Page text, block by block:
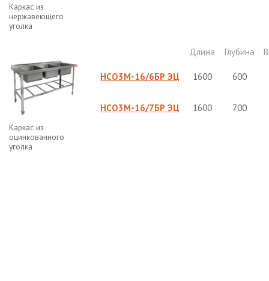
Каркас из
нержавеющего
уголка
Каркас из
оцинкованного
уголка
Длина Глубина
НСО3М-16/6БР ЭЦ 1600 600
НСО3М-16/7БР ЭЦ 1600 700